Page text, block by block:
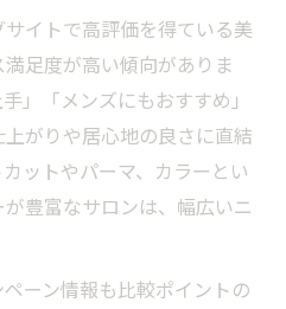
イトで高評価を得ている美
足度が高い傾向がありま
」「メンズにもおすすめ」
がりや居心地の良さに直結
ットやパーマ、カラーとい
豊富なサロンは、幅広いニ
ーン情報も比較ポイントの